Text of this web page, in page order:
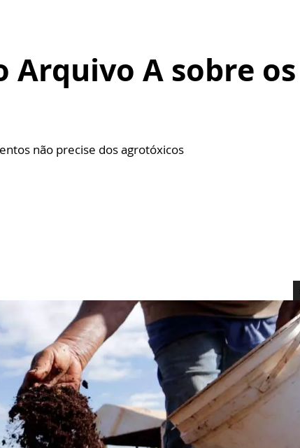
Arquivo A sobre os
não precise dos agrotóxicos